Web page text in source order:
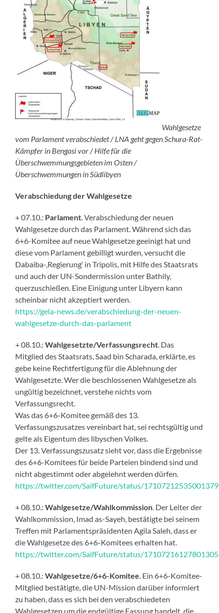
Wahlgesetze
vom Parlament verabschiedet / LNA geht gegen Schura-Rat-
Kämpfer in Bengasi vor / Hilfe für die
Überschwemmungsgebieten im Osten /
Überschwemmungen in Südlibyen
Verabschiedung der Wahlgesetze
+ 07.10.: Parlament . Verabschiedung der neuen
Wahlgesetze durch das Parlament. Während sich das
6+6-Komitee auf neue Wahlgesetze geeinigt hat und
diese vom Parlament gebilligt wurden, versucht die
Dabaiba-‚Regierung‘ in Tripolis, mit Hilfe des Staatsrats
und auch der UN-Sondermission unter Bathily,
querzuschießen. Eine Einigung unter Libyern kann
scheinbar nicht akzeptiert werden.
https://gela-news.de/verabschiedung-der-neuen-
wahlgesetze-durch-das-parlament
+ 08.10.:Wahlgesetzte/Verfassungsrecht . Das
Mitglied des Staatsrats, Saad bin Scharada, erklärte, es
gebe keine Rechtfertigung für die Ablehnung der
Wahlgesetzte. Wer die beschlossenen Wahlgesetze als
ungültig bezeichnet, verstehe nichts vom
Verfassungsrecht.
Was das 6+6-Komitee gemäß des 13.
Verfassungszusatzes vereinbart hat, sei rechtsgültig und
gelte als Eigentum des libyschen Volkes.
Der 13. Verfassungszusatz sieht vor, dass die Ergebnisse
des 6+6-Komitees für beide Parteien bindend sind und
nicht abgestimmt oder abgelehnt werden dürfen.
https://twitter.com/SaifFuture/status/
+ 08.10.:Wahlgesetze/Wahlkommission . Der Leiter der
Wahlkommission, Imad as-Sayeh, bestätigte bei seinem
Treffen mit Parlamentspräsidenten Agila Saleh, dass er
die Wahlgesetze des 6+6-Komitees erhalten hat.
https://twitter.com/SaifFuture/status/
+ 08.10.:Wahlgesetze/6+6-Komitee . Ein 6+6-Komitee-
Mitglied bestätigte, die UN-Mission darüber informiert
zu haben, dass es sich bei den verabschiedeten
Wahlgesetzen um die endgültige Fassung handelt, die